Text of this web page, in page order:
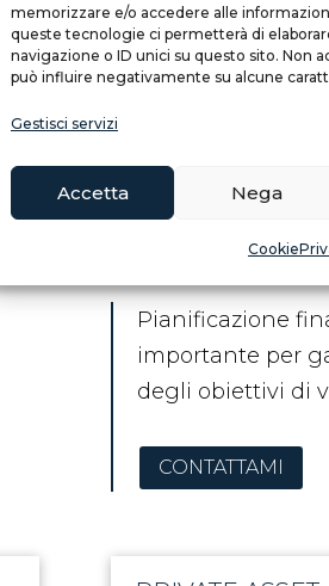
memorizzare e/o accedere alle
queste tecnologie ci permetterà di
navigazione o ID unici su questo sito. Non
può influire negativamente su alcune
Gestisci servizi
Accetta Nega
Cookie
Pianificazione
importante per
degli obiettivi di
CONTATTAMI